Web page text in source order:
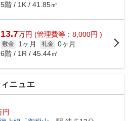
5階 / 1K / 41.85㎡
13.7万円 (管理費等：8,000円 )
敷金 1ヶ月 礼金 0ヶ月
6階 / 1R / 45.44㎡
ニュエ
円